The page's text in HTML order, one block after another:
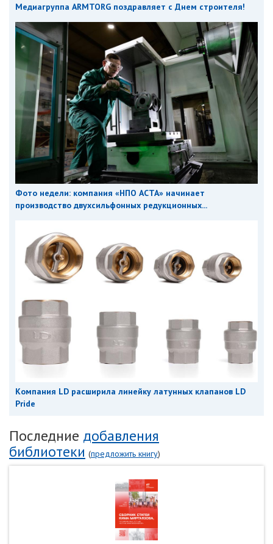
Медиагруппа ARMTORG поздравляет с Днем строителя!
Фото недели: компания «НПО АСТА» начинает
производство двухсильфонных редукционных...
Компания LD расширила линейку латунных клапанов LD
Pride
Последние добавления
библиотеки (предложить книгу)